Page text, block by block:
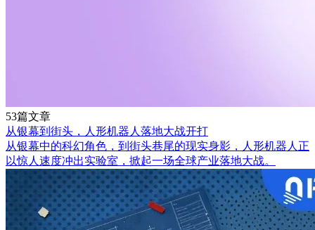
53篇文章
从银幕到街头，人形机器人落地大战开打
从银幕中的科幻角色，到街头巷尾的现实身影，人形机器人正
以惊人速度冲出实验室，掀起一场全球产业落地大战。